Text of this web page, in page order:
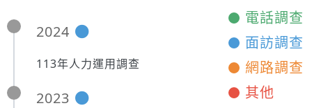
2024
113年人力運用調查
2023
電話調查
面訪調查
網路調查
其他